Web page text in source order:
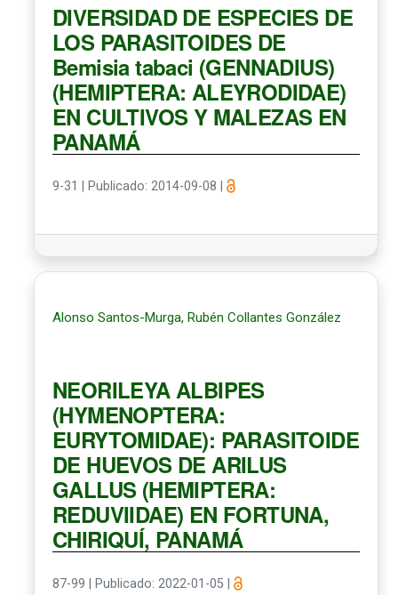
DIVERSIDAD DE ESPECIES DE
LOS PARASITOIDES DE
Bemisia tabaci (GENNADIUS)
(HEMIPTERA: ALEYRODIDAE)
EN CULTIVOS Y MALEZAS EN
PANAMÁ
9-31 Publicado: 2014-09-08
Alonso Santos-Murga, Rubén Collantes González
NEORILEYA ALBIPES
(HYMENOPTERA:
EURYTOMIDAE): PARASITOIDE
DE HUEVOS DE ARILUS
GALLUS (HEMIPTERA:
REDUVIIDAE) EN FORTUNA,
CHIRIQUÍ, PANAMÁ
87-99 Publicado: 2022-01-05